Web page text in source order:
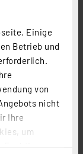
Einige
Betrieb und
von
nicht
Ihre
um
WL1045,
Luftgüte
129,00 €
Versandkosten